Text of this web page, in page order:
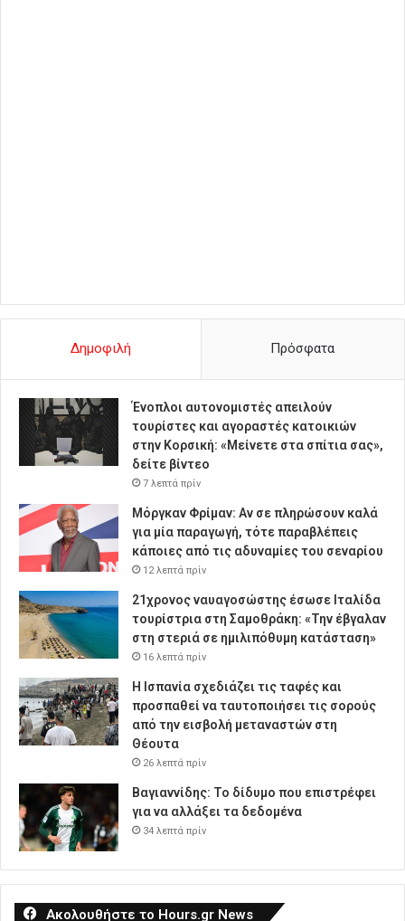
Δημοφιλή Πρόσφατα
Ένοπλοι αυτονομιστές απειλούν
τουρίστες και αγοραστές κατοικιών
στην Κορσική: «Μείνετε στα σπίτια σας»,
δείτε βίντεο
7 λεπτά πρίν
Μόργκαν Φρίμαν: Αν σε πληρώσουν καλά
για μία παραγωγή, τότε παραβλέπεις
κάποιες από τις αδυναμίες του σεναρίου
12 λεπτά πρίν
21χρονος ναυαγοσώστης έσωσε Ιταλίδα
τουρίστρια στη Σαμοθράκη: «Την έβγαλαν
στη στεριά σε ημιλιπόθυμη κατάσταση»
16 λεπτά πρίν
Η Ισπανία σχεδιάζει τις ταφές και
προσπαθεί να ταυτοποιήσει τις σορούς
από την εισβολή μεταναστών στη
Θέουτα
26 λεπτά πρίν
Βαγιαννίδης: Το δίδυμο που επιστρέφει
για να αλλάξει τα δεδομένα
34 λεπτά πρίν
Ακολουθήστε το Hours.gr News